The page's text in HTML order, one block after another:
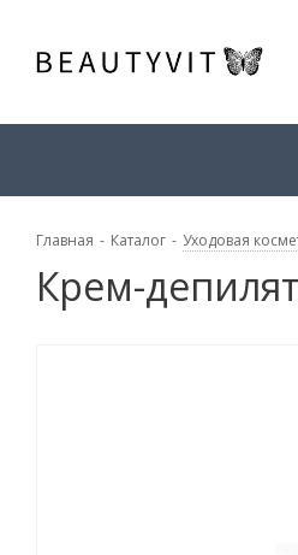
Главная - Каталог - Уходовая
Крем-